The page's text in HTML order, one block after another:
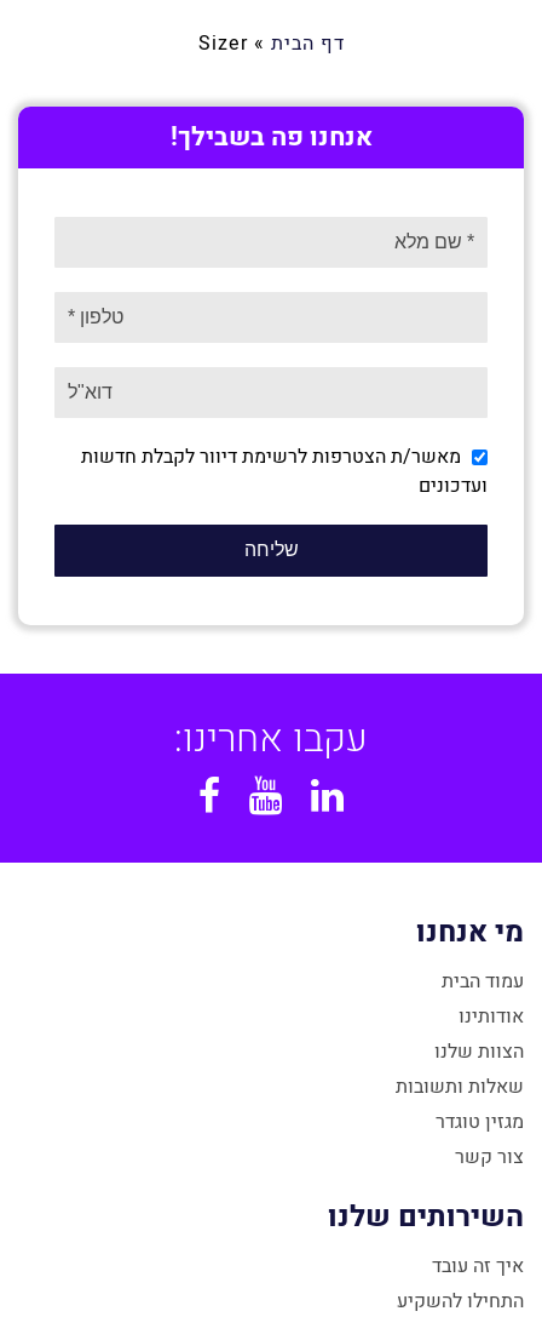
דף הבית »
Sizer
אנחנו פה בשבילך!
מאשר/ת הצטרפות לרשימת דיוור לקבלת חדשות
ועדכונים
עקבו אחרינו:
Linkedin
YouTube
מי אנחנו
עמוד הבית
אודותינו
הצוות שלנו
שאלות ותשובות
מגזין טוגדר
צור קשר
השירותים שלנו
איך זה עובד
התחילו להשקיע